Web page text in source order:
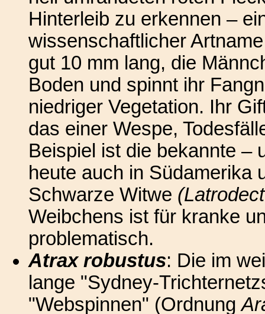
Hinterleib zu erkennen –
wissenschaftlicher
gut 10 mm lang, die
Boden und spinnt ihr
niedriger Vegetation. Ihr
das einer Wespe,
Beispiel ist die bekannte –
heute auch in Südamerika
Schwarze Witwe
Weibchens ist für kranke
problematisch.
Atrax robustus: Die im
lange "Sydney-
"Webspinnen" (Ordnung